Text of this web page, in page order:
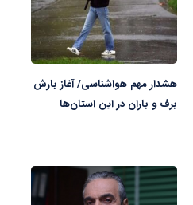
هشدار مهم هواشناسی/ آغاز بارش
برف و باران در این استان‌ها